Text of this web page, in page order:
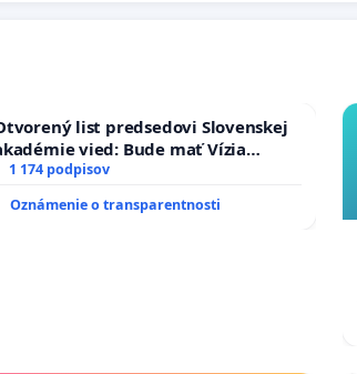
list predsedovi Slovenskej
vied: Bude mať Vízia
Slovenska 2040 mravnú chrbticu?
1 174 podpisov
Oznámenie o transparentnosti